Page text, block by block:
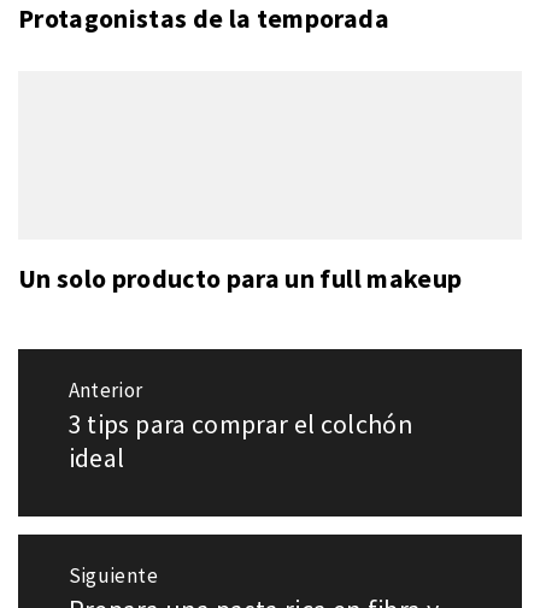
Protagonistas de la temporada
Un solo producto para un full makeup
Navegación
entradas
Anterior
Entrada
anterior:
3 tips para comprar el colchón
ideal
Siguiente